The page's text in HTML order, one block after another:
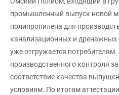
промышленный выпуск новой
полипропилена для
канализационных и дренажных
уже отгружается
производственного контроля
соответствие качества
условиям. По итогам